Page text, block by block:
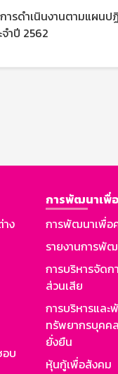
ารดำเนินงานตามแผน
จำปี 2562
ง
อบ
การพัฒนาเพื่
การพัฒนาเพื่อ
รายงานการพั
การบริหารจัด
ส่วนเสีย
การบริหารแล
ทรัพยากรบุคค
ยั่งยืน
หุ้นกู้เพื่อสังคม